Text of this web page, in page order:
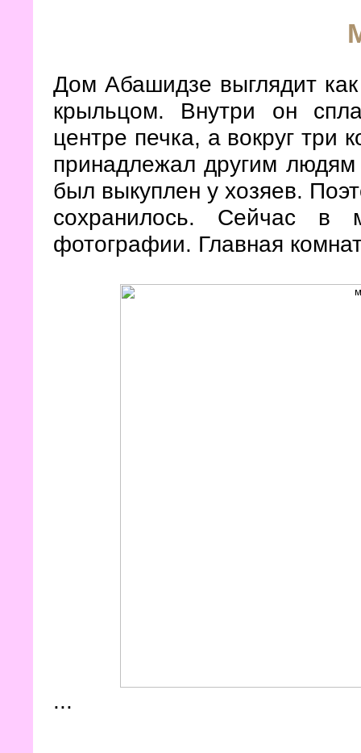
Дом Абашидзе выглядит
крыльцом. Внутри он
центре печка, а вокруг три
принадлежал другим
был выкуплен у хозяев.
сохранилось. Сейчас в
фотографии. Главная
...